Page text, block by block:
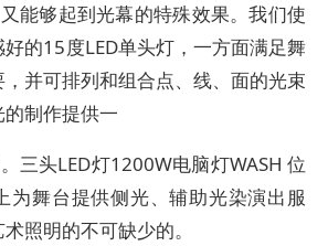
能够起到光幕的特殊效果。我们使
的15度LED单头灯，一方面满足舞
并可排列和组合点、线、面的光束
制作提供一
三头LED灯1200W电脑灯WASH 位
为舞台提供侧光、辅助光染演出服
照明的不可缺少的。